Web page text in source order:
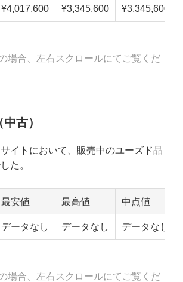
¥4,017,600 ¥3,345,600 ¥3,345,600
場合、左右スクロールにてご覧くだ
古）
サイトにおいて、販売中のユーズド品
た。
最安値 最高値 中点値
データなし データなし データなし
場合、左右スクロールにてご覧くだ